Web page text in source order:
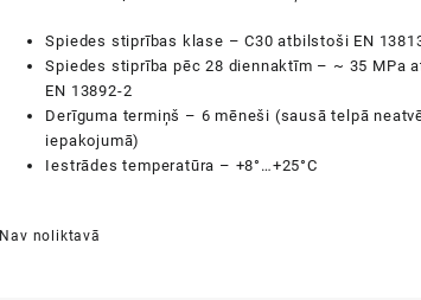
Spiedes stiprības klase – C30 atbilstoši EN
Spiedes stiprība pēc 28 diennaktīm – ~ 35 MPa
EN 13892-2
Derīguma termiņš – 6 mēneši (sausā telpā
iepakojumā)
Iestrādes temperatūra – +8° …+25°C
Nav noliktavā